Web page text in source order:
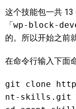
这个技能包一共
「 wp-block-
的。所以开始之前
在命令行输入下面
git clone
nt-skills.git